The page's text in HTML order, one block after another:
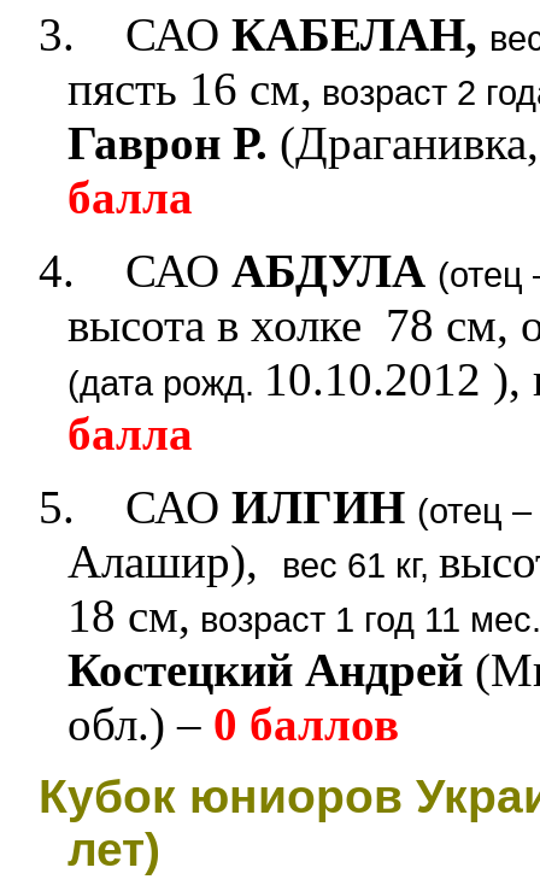
3.
САО КАБЕЛАН,
пясть 16 см, возраст 2
Гаврон Р.
балла
4.
САО АБДУЛА (отец
высота в холке 78 см,
(дата рожд. 10.10.2012 ),
балла
5.
САО ИЛГИН (отец –
Алашир),
вес 61 кг,
18 см, возраст 1 год 11
Костецкий Андрей
обл.) – 0 баллов
Кубок юниоров
лет)